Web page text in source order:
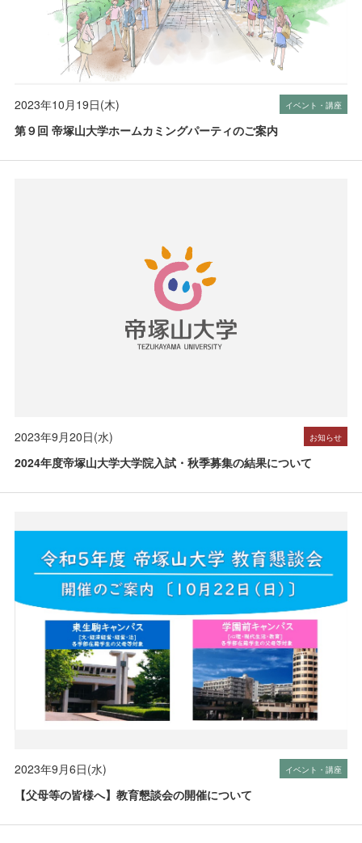
2023年10月19日(木) イベント・講座
第９回 帝塚山大学ホームカミングパーティのご案内
2023年9月20日(水) お知らせ
2024年度帝塚山大学大学院入試・秋季募集の結果について
2023年9月6日(水) イベント・講座
【父母等の皆様へ】教育懇談会の開催について